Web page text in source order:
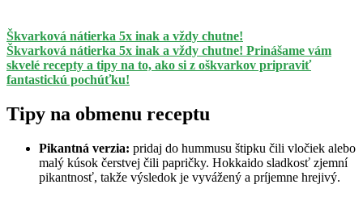
Škvarková nátierka 5x inak a vždy chutne!
Škvarková nátierka 5x inak a vždy chutne! Prinášame vám
skvelé recepty a tipy na to, ako si z oškvarkov pripraviť
fantastickú pochúťku!
Tipy na obmenu receptu
Pikantná verzia: pridaj do hummusu štipku čili vločiek alebo
malý kúsok čerstvej čili papričky. Hokkaido sladkosť zjemní
pikantnosť, takže výsledok je vyvážený a príjemne hrejivý.